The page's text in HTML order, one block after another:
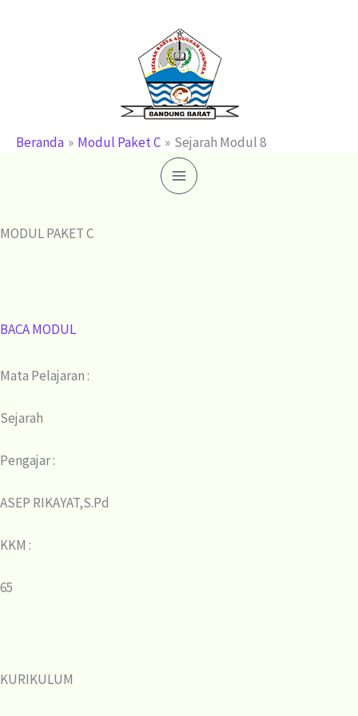
Beranda Modul Paket C Sejarah Modul 8
MODUL PAKET C
BACA MODUL
Mata Pelajaran :
Sejarah
Pengajar :
ASEP RIKAYAT,S.Pd
KKM :
65
KURIKULUM